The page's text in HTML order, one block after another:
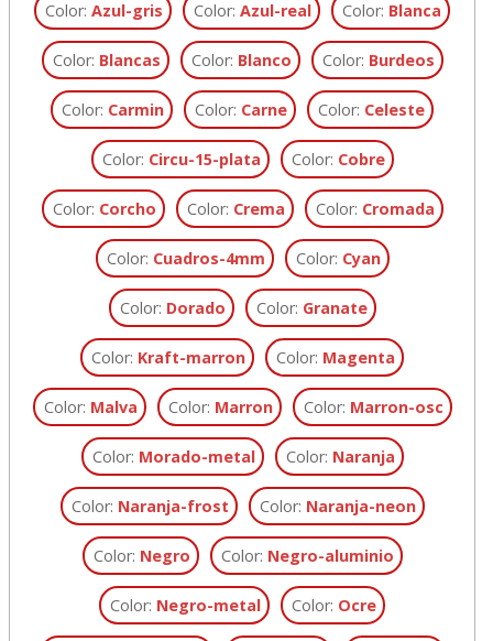
Color:Azul-gris Color:Azul-real Color: Blanca
Color: Blancas Color: Blanco Color: Burdeos
Color: Carmin Color: Carne Color: Celeste
Color: Circu-15-plata Color: Cobre
Color: Corcho Color: Crema Color: Cromada
Color: Cuadros-4mm Color: Cyan
Color: Dorado Color: Granate
Color: Kraft-marron Color: Magenta
Color: Malva Color: Marron Color: Marron-osc
Color: Morado-metal Color: Naranja
Color: Naranja-frost Color: Naranja-neon
Color: Negro Color: Negro-aluminio
Color: Negro-metal Color: Ocre